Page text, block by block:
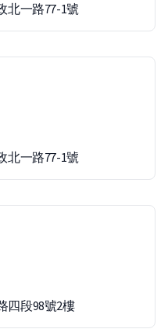
北一路77-1號
北一路77-1號
四段98號2樓